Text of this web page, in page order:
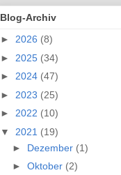
Blog-Archiv
► 2026 (8)
► 2025 (34)
► 2024 (47)
► 2023 (25)
► 2022 (10)
▼ 2021 (19)
► Dezember (1)
► Oktober (2)